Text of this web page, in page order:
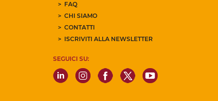
FAQ
CHI SIAMO
CONTATTI
ISCRIVITI ALLA NEWSLETTER
SEGUICI SU: